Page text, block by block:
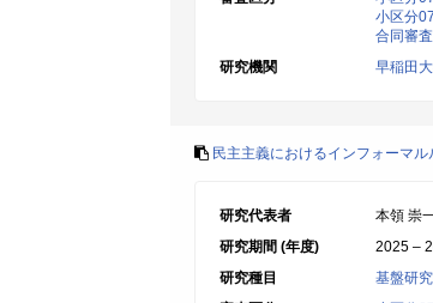
小区分
合同審
研究機関
早稲田
民主主義におけるインフォーマ
研究代表者
本領 崇
研究期間 (年度)
2025 –
研究種目
基盤研